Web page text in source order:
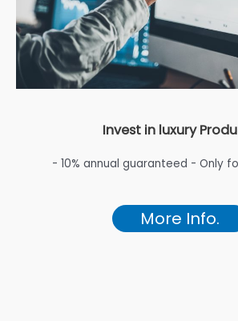
Invest in luxury
- 10% annual guaranteed - Only
More Info.